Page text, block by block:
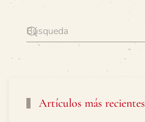
Artículos más recientes